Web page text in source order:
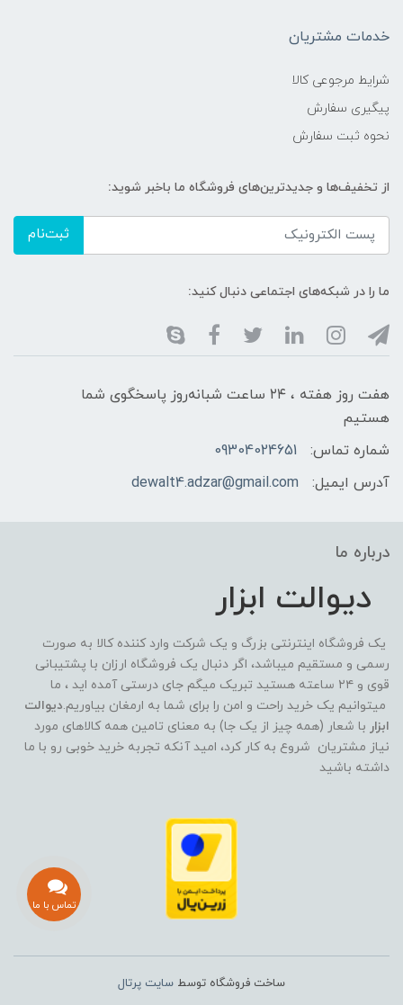
خدمات مشتریان
شرایط مرجوعی کالا
پیگیری سفارش
نحوه ثبت سفارش
از تخفیف‌ها و جدیدترین‌های فروشگاه ما باخبر شوید:
ثبت‌نام
ما را در شبکه‌های اجتماعی دنبال کنید:
هفت روز هفته ، ۲۴ ساعت شبانه‌روز پاسخگوی شما
هستیم
شماره تماس:
09304024651
آدرس ایمیل:
dewalt4.adzar@gmail.com
درباره ما
دیوالت ابزار
یک فروشگاه اینترنتی بزرگ و یک شرکت وارد کننده کالا به صورت
رسمی و مستقیم میباشد، اگر دنبال یک فروشگاه ارزان با پشتیبانی
قوی و ۲۴ ساعته هستید تبریک میگم جای درستی آمده اید ، ما
میتوانیم یک خرید راحت و امن را برای شما به ارمغان بیاوریم.دیوالت
ابزار با شعار (همه چیز از یک جا) به معنای تامین همه کالاهای مورد
نیاز مشتریان شروع به کار کرد، امید آنکه تجربه خرید خوبی رو با ما
داشته باشید
ساخت فروشگاه توسط سایت پرتال
تماس با ما